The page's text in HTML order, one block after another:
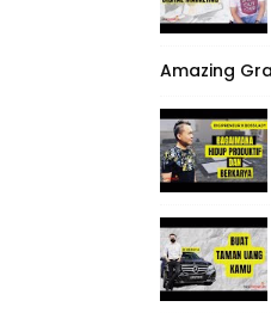
Amazing